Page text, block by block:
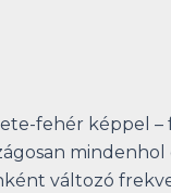
fehér képpel
mindenhol
változó